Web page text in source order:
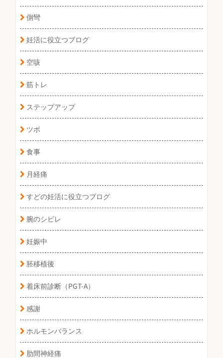
側彎
妊活に役立つブログ
空咳
筋トレ
ステップアップ
ツボ
食事
月経痛
すどの妊活に役立つブログ
腕のシビレ
妊娠中
胚移植後
着床前診断（PGT-A）
感謝
ホルモンバランス
肋間神経痛